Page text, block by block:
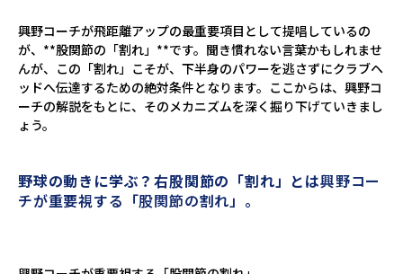
興野コーチが飛距離アップの最重要項目として提唱しているの
が、**股関節の「割れ」**です。聞き慣れない言葉かもしれませ
んが、この「割れ」こそが、下半身のパワーを逃さずにクラブヘ
ッドへ伝達するための絶対条件となります。ここからは、興野コ
ーチの解説をもとに、そのメカニズムを深く掘り下げていきまし
ょう。
野球の動きに学ぶ？右股関節の「割れ」とは興野コー
チが重要視する「股関節の割れ」。